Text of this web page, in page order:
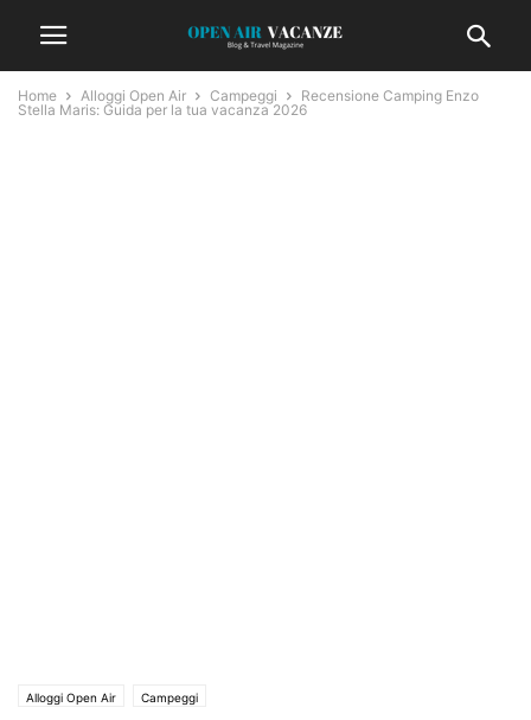
Home Alloggi Open Air Campeggi
Recensione Camping Enzo
Stella Maris: Guida per la tua vacanza 2026
Alloggi Open Air Campeggi